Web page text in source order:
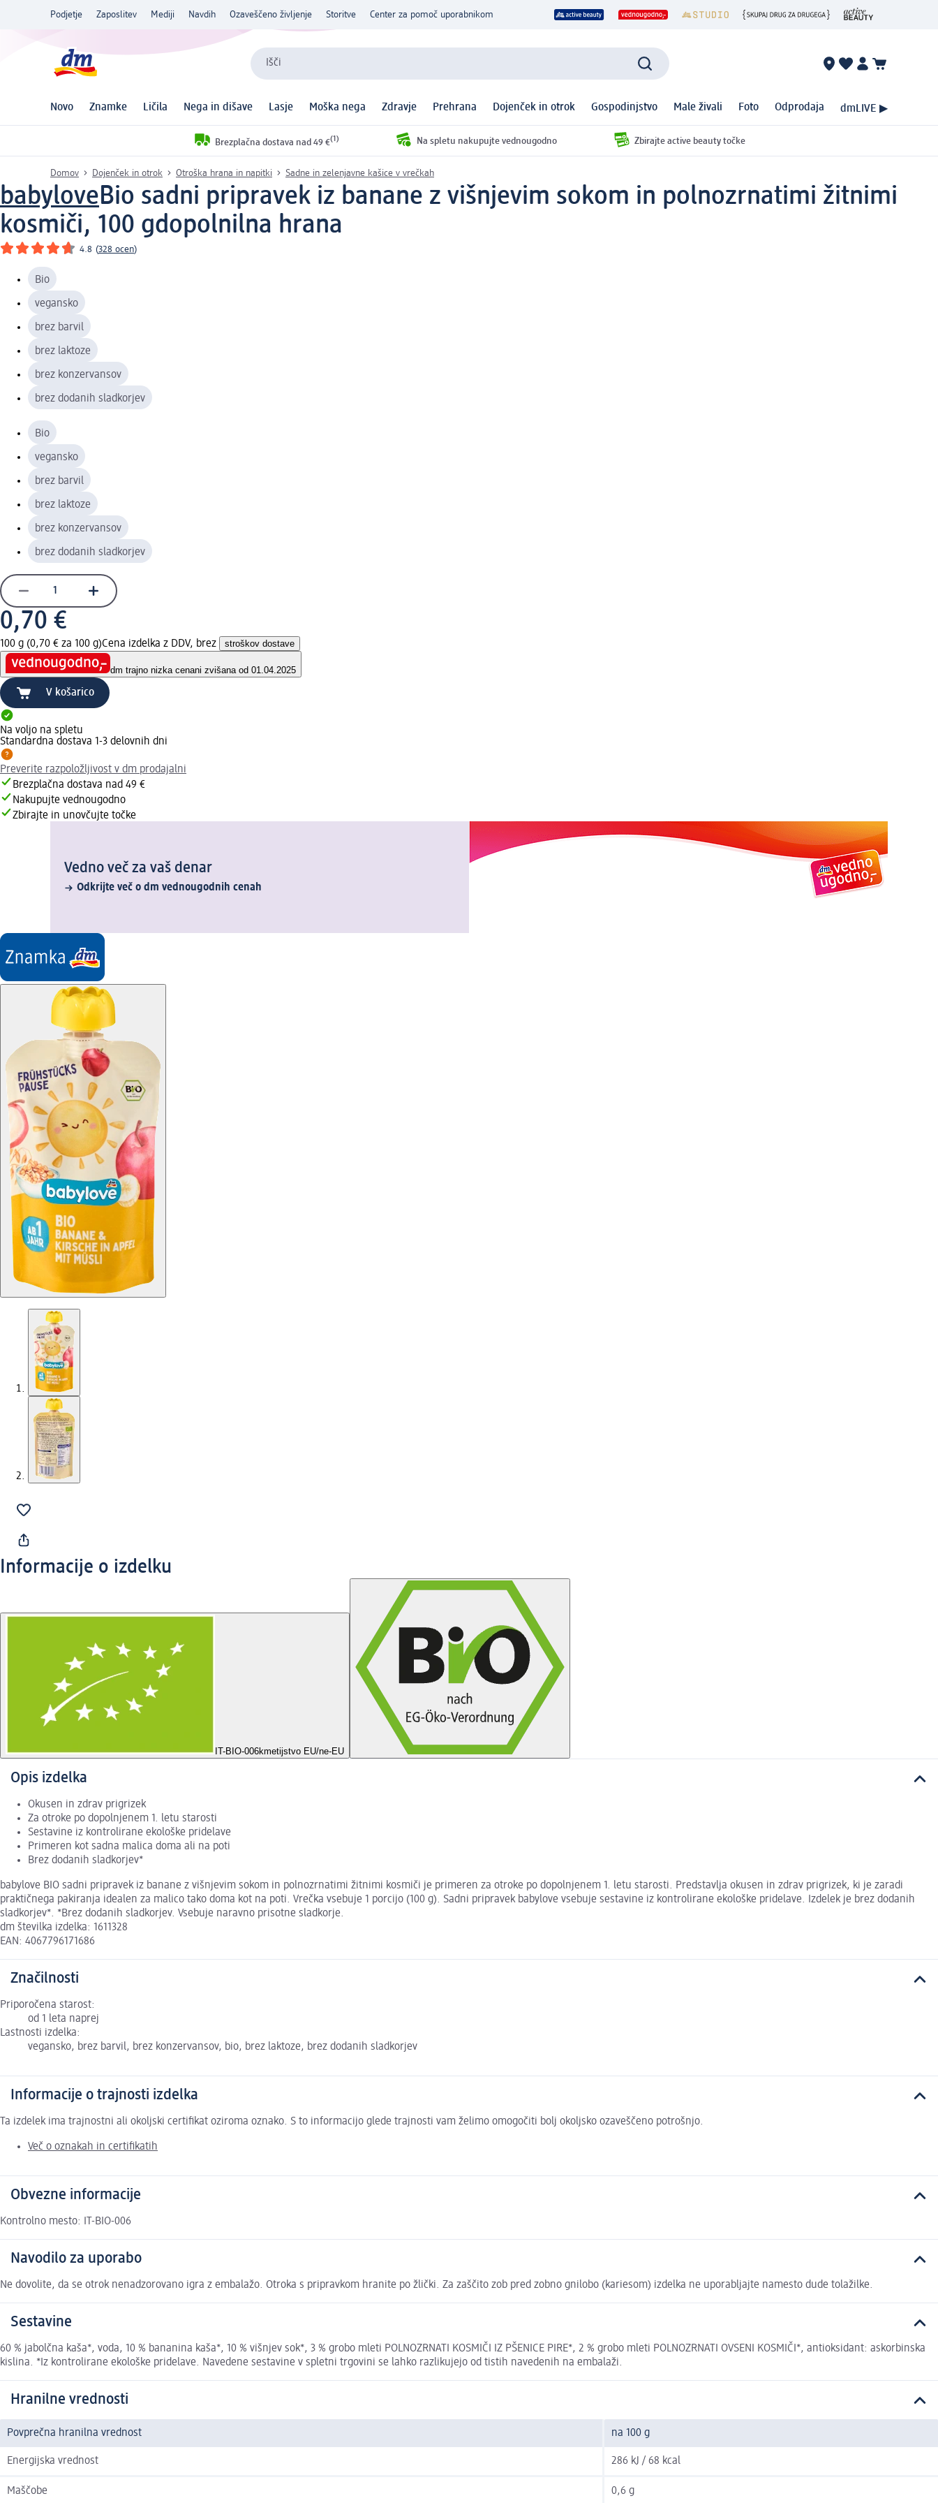
Podjetje Zaposlitev Mediji Navdih Ozaveščeno življenje Storitve Center za pomoč uporabnikom
Išči
Novo Znamke Ličila Nega in dišave Lasje Moška nega Zdravje Prehrana Dojenček in otrok Gospodinjstvo Male živali Foto Odprodaja dmLIVE ▶
Brezplačna dostava nad 49 €(1) Na spletu nakupujte vednougodno Zbirajte active beauty točke
Domov Dojenček in otrok Otroška hrana in napitki Sadne in zelenjavne kašice v vrečkah
babyloveBio sadni pripravek iz banane z višnjevim sokom in polnozrnatimi žitnimi
kosmiči, 100 gdopolnilna hrana
4.8 (328 ocen)
Bio
vegansko
brez barvil
brez laktoze
brez konzervansov
brez dodanih sladkorjev
Bio
vegansko
brez barvil
brez laktoze
brez konzervansov
brez dodanih sladkorjev
0,70 €
100 g (0,70 € za 100 g)Cena izdelka z DDV, brez stroškov dostave
dm trajno nizka cenani zvišana od 01.04.2025
V košarico
Na voljo na spletu
Standardna dostava 1-3 delovnih dni
Preverite razpoložljivost v dm prodajalni
Brezplačna dostava nad 49 €
Nakupujte vednougodno
Zbirajte in unovčujte točke
Vedno več za vaš denar
Odkrijte več o dm vednougodnih cenah
Informacije o izdelku
IT-BIO-006kmetijstvo EU/ne-EU
Opis izdelka
Okusen in zdrav prigrizek
Za otroke po dopolnjenem 1. letu starosti
Sestavine iz kontrolirane ekološke pridelave
Primeren kot sadna malica doma ali na poti
Brez dodanih sladkorjev*
babylove BIO sadni pripravek iz banane z višnjevim sokom in polnozrnatimi žitnimi kosmiči je primeren za otroke po dopolnjenem 1. letu starosti. Predstavlja okusen in zdrav prigrizek, ki je zaradi
praktičnega pakiranja idealen za malico tako doma kot na poti. Vrečka vsebuje 1 porcijo (100 g). Sadni pripravek babylove vsebuje sestavine iz kontrolirane ekološke pridelave. Izdelek je brez dodanih
sladkorjev*. *Brez dodanih sladkorjev. Vsebuje naravno prisotne sladkorje.
dm številka izdelka: 1611328
EAN: 4067796171686
Značilnosti
Priporočena starost:
od 1 leta naprej
Lastnosti izdelka:
vegansko, brez barvil, brez konzervansov, bio, brez laktoze, brez dodanih sladkorjev
Informacije o trajnosti izdelka
Ta izdelek ima trajnostni ali okoljski certifikat oziroma oznako. S to informacijo glede trajnosti vam želimo omogočiti bolj okoljsko ozaveščeno potrošnjo.
Več o oznakah in certifikatih
Obvezne informacije
Kontrolno mesto: IT-BIO-006
Navodilo za uporabo
Ne dovolite, da se otrok nenadzorovano igra z embalažo. Otroka s pripravkom hranite po žlički. Za zaščito zob pred zobno gnilobo (kariesom) izdelka ne uporabljajte namesto dude tolažilke.
Sestavine
60 % jabolčna kaša*, voda, 10 % bananina kaša*, 10 % višnjev sok*, 3 % grobo mleti POLNOZRNATI KOSMIČI IZ PŠENICE PIRE*, 2 % grobo mleti POLNOZRNATI OVSENI KOSMIČI*, antioksidant: askorbinska
kislina. *Iz kontrolirane ekološke pridelave. Navedene sestavine v spletni trgovini se lahko razlikujejo od tistih navedenih na embalaži.
Hranilne vrednosti
Povprečna hranilna vrednost na 100 g
Energijska vrednost 286 kJ / 68 kcal
Maščobe 0,6 g